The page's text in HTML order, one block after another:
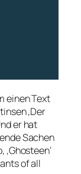
einen Text
‚Der
er hat
Sachen
‚Ghosteen‘
of all